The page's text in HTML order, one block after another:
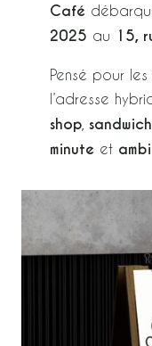
Café
2025 au 15,
Pensé pour
l’adresse
shop
minute et